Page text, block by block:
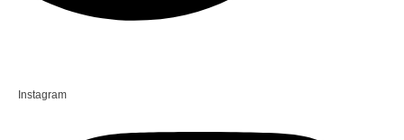
Instagram